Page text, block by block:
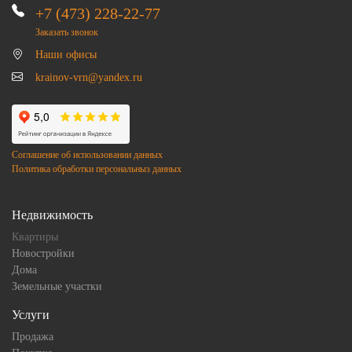
+7 (473) 228-22-77
Заказать звонок
Наши офисы
krainov-vrn@yandex.ru
Соглашение об использовании данных
Политика обработки персональныз данных
Недвижимость
Квартиры
Новостройки
Дома
Земельные участки
Услуги
Продажа